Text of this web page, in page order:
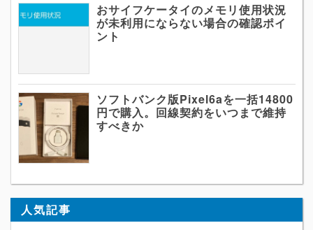
おサイフケータイのメモリ使用状況
が未利用にならない場合の確認ポイ
ント
ソフトバンク版Pixel6aを一括14800
円で購入。回線契約をいつまで維持
すべきか
人気記事